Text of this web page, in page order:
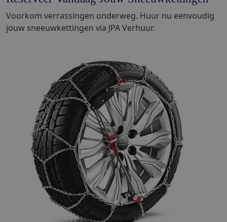
Voorkom verrassingen onderweg. Huur nu eenvoudig
jouw sneeuwkettingen via JPA Verhuur.